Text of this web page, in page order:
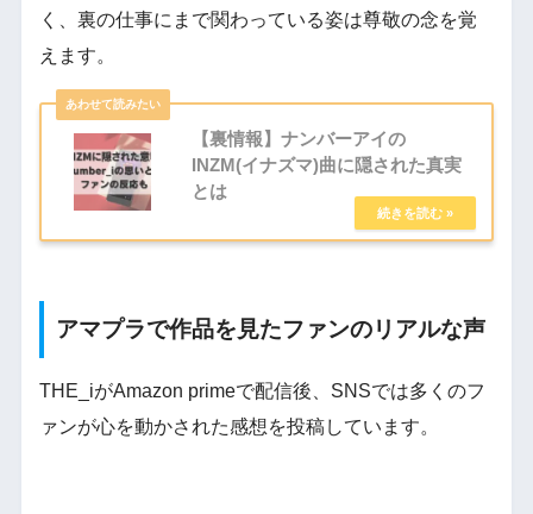
く、裏の仕事にまで関わっている姿は尊敬の念を覚
えます。
【裏情報】ナンバーアイの
INZM(イナズマ)曲に隠された真実
とは
アマプラで作品を見たファンのリアルな声
THE_iがAmazon primeで配信後、SNSでは多くのフ
ァンが心を動かされた感想を投稿しています。